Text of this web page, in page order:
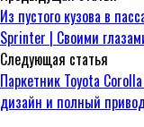
Из пустого кузова в
Sprinter | Своими
Следующая статья
Паркетник Toyota
дизайн и полный